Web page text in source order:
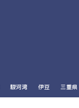
駿河湾 伊豆 三重県